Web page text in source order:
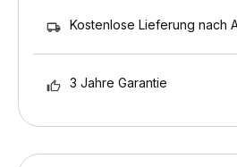
Kostenlose Lieferung nach
3 Jahre Garantie